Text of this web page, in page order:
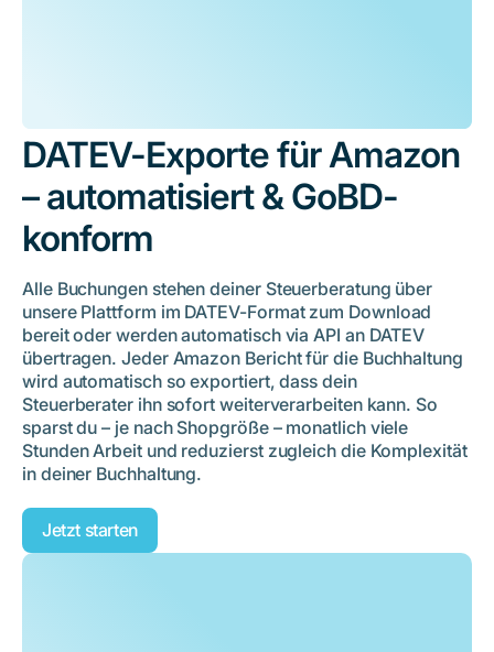
DATEV-Exporte für Amazon
– automatisiert & GoBD-
konform
Alle Buchungen stehen deiner Steuerberatung über
unsere Plattform im DATEV-Format zum Download
bereit oder werden automatisch via API an DATEV
übertragen. Jeder Amazon Bericht für die Buchhaltung
wird automatisch so exportiert, dass dein
Steuerberater ihn sofort weiterverarbeiten kann. So
sparst du – je nach Shopgröße – monatlich viele
Stunden Arbeit und reduzierst zugleich die Komplexität
in deiner Buchhaltung.
Jetzt starten